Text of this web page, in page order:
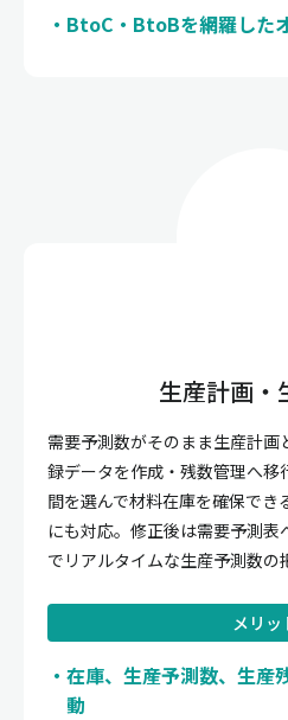
BtoC・BtoBを網羅した
生産計画・
需要予測数がそのまま生産計画
録データを作成・残数管理へ移
間を選んで材料在庫を確保でき
にも対応。修正後は需要予測
でリアルタイムな生産予測数の
メリッ
在庫、生産予測数、生産
動